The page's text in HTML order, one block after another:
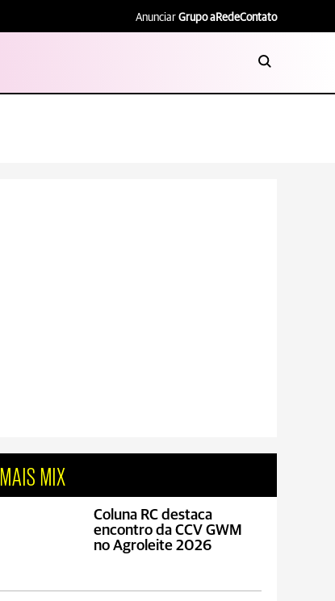
Anunciar Grupo aRedeContato
MAIS MIX
Coluna RC destaca
encontro da CCV GWM
no Agroleite 2026